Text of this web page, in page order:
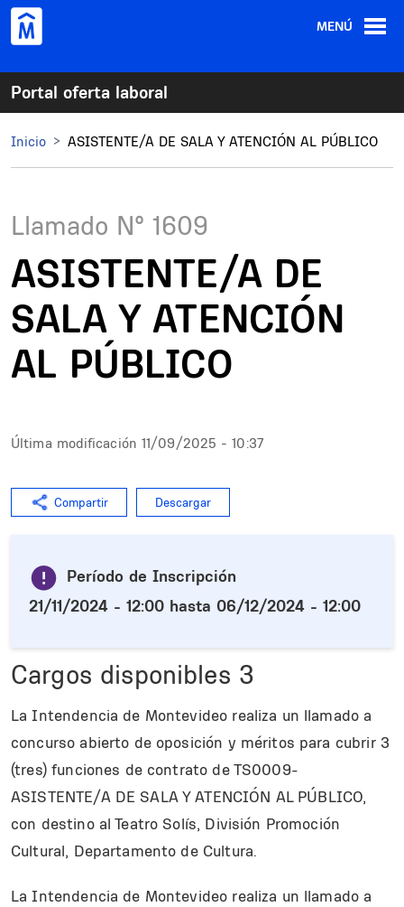
Pasar al contenido principal
MENÚ
Portal oferta laboral
Inicio ASISTENTE/A DE SALA Y ATENCIÓN AL PÚBLICO
Llamado N° 1609
ASISTENTE/A DE
SALA Y ATENCIÓN
AL PÚBLICO
Última modificación 11/09/2025 - 10:37
Compartir Descargar
Período de Inscripción
21/11/2024 - 12:00 hasta 06/12/2024 - 12:00
Cargos disponibles 3
La Intendencia de Montevideo realiza un llamado a
concurso abierto de oposición y méritos para cubrir 3
(tres) funciones de contrato de TS0009-
ASISTENTE/A DE SALA Y ATENCIÓN AL PÚBLICO,
con destino al Teatro Solís, División Promoción
Cultural, Departamento de Cultura.
La Intendencia de Montevideo realiza un llamado a